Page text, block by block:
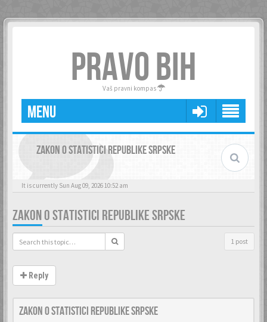
PRAVO BIH
Vaš pravni kompas
MENU
ZAKON O STATISTICI REPUBLIKE SRPSKE
It is currently Sun Aug 09, 2026 10:52 am
ZAKON O STATISTICI REPUBLIKE SRPSKE
1 post
Reply
Zakon o statistici Republike Srpske